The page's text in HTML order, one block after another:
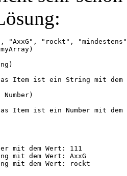
"AxxG", "rockt",
mit dem Wert: 111
mit dem Wert: AxxG
mit dem Wert: rockt